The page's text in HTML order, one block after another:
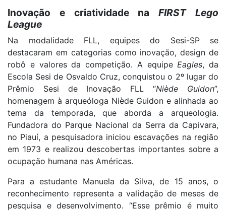
Inovação e criatividade naFIRST Lego
League
Na modalidade FLL, equipes do Sesi-SP se
destacaram em categorias como inovação, design de
robô e valores da competição. A equipeEagles, da
Escola Sesi de Osvaldo Cruz, conquistou o 2º lugar do
Prêmio Sesi de Inovação FLL “Niède Guidon”,
homenagem à arqueóloga Niède Guidon e alinhada ao
tema da temporada, que aborda a arqueologia.
Fundadora do Parque Nacional da Serra da Capivara,
no Piauí, a pesquisadora iniciou escavações na região
em 1973 e realizou descobertas importantes sobre a
ocupação humana nas Américas.
Para a estudante Manuela da Silva, de 15 anos, o
reconhecimento representa a validação de meses de
pesquisa e desenvolvimento. “Esse prêmio é muito